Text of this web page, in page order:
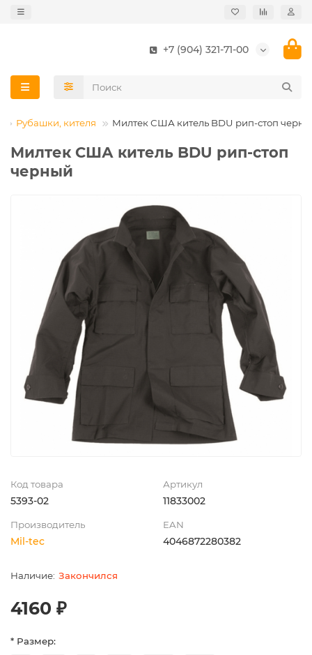
+7 (904) 321-71-00
Рубашки, кителя Милтек США китель BDU рип-стоп
Милтек США китель BDU рип-стоп
черный
Код товара
5393-02
Артикул
11833002
Производитель
Mil-tec
EAN
4046872280382
Закончился
4160 ₽
* Размер: